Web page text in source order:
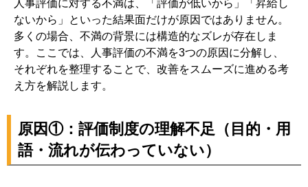
人事評価に対する不満は、「評価が低いから」「昇給し
ないから」といった結果面だけが原因ではありません。
多くの場合、不満の背景には構造的なズレが存在しま
す。ここでは、人事評価の不満を3つの原因に分解し、
それぞれを整理することで、改善をスムーズに進める考
え方を解説します。
原因①：評価制度の理解不足（目的・用
語・流れが伝わっていない）